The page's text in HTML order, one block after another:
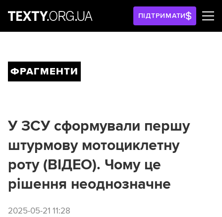
ПІДТРИМАТИ
ФРАГМЕНТИ
У ЗСУ сформували першу
штурмову мотоциклетну
роту (ВІДЕО). Чому це
рішення неоднозначне
2025-05-21 11:28